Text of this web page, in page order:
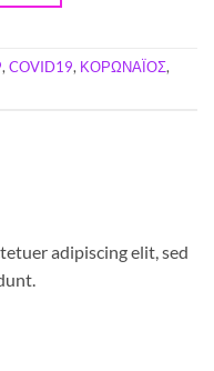
, COVID19, ΚΟΡΩΝΑΪΟΣ,
adipiscing elit, sed